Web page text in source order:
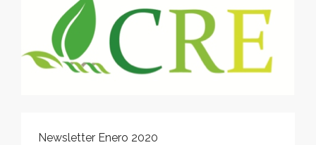
Newsletter Enero 2020